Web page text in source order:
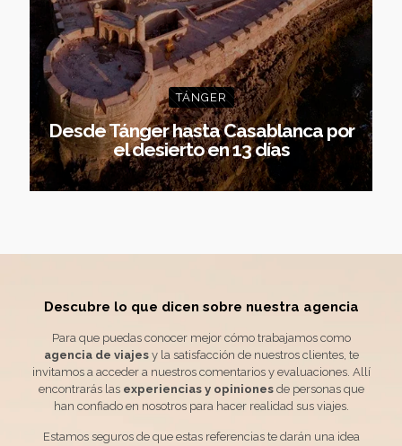
TÁNGER
Desde Tánger hasta Casablanca por
el desierto en 13 días
Descubre lo que dicen sobre nuestra agencia
Para que puedas conocer mejor cómo trabajamos como
agencia de viajesy la satisfacción de nuestros clientes, te
invitamos a acceder a nuestros comentarios y evaluaciones. Allí
encontrarás las experiencias y opinionesde personas que
han confiado en nosotros para hacer realidad sus viajes.
Estamos seguros de que estas referencias te darán una idea